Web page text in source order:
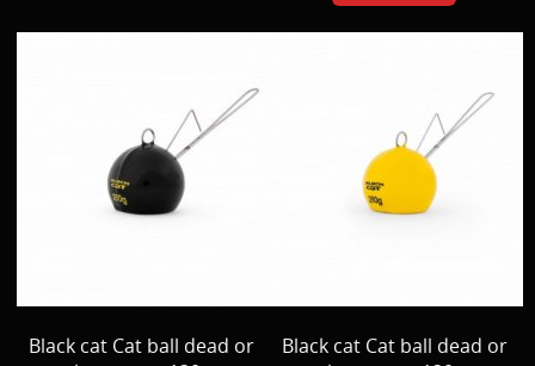
Black cat Cat ball dead or
Black cat Cat ball dead or